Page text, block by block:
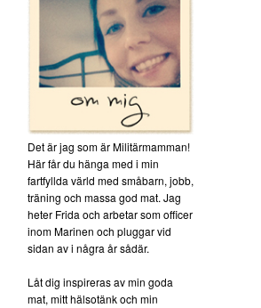
Det är jag som är Militärmamman!
Här får du hänga med i min
fartfyllda värld med småbarn, jobb,
träning och massa god mat. Jag
heter Frida och arbetar som officer
inom Marinen och pluggar vid
sidan av i några år sådär.
Låt dig inspireras av min goda
mat, mitt hälsotänk och min